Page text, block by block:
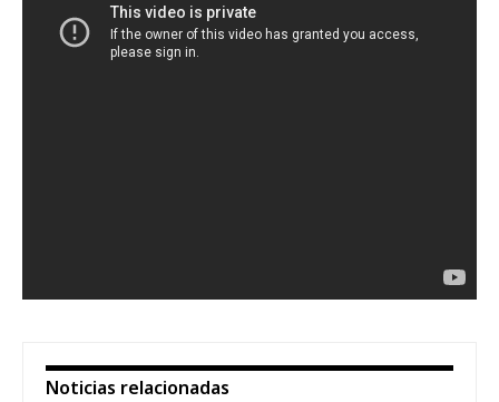
Noticias relacionadas